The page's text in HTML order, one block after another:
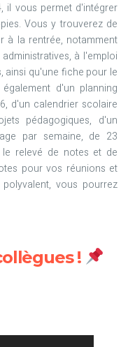
il vous permet d'intégrer
Vous y trouverez de
à la rentrée, notamment
à l'emploi
ainsi qu'une fiche pour le
d'un planning
d'un calendrier scolaire
pédagogiques, d'un
par semaine, de 23
relevé de notes et de
pour vos réunions et
vous pourrez
!